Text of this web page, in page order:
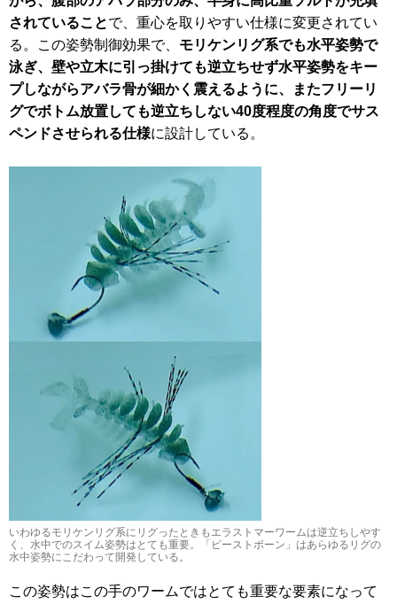
されていることで、重心を取りやすい仕様に変更されてい
る。この姿勢制御効果で、 モリケンリグ系でも水平姿勢で
泳ぎ、壁や立木に引っ掛けても逆立ちせず水平姿勢をキー
プしながらアバラ骨が細かく震えるように、またフリーリ
グでボトム放置しても逆立ちしない40度程度の角度でサス
ペンドさせられる仕様に設計している。
いわゆるモリケンリグ系にリグったときもエラストマーワームは逆立ちしやす
く、水中でのスイム姿勢はとても重要。「ビーストボーン」はあらゆるリグの
水中姿勢にこだわって開発している。
この姿勢はこの手のワームではとても重要な要素になって